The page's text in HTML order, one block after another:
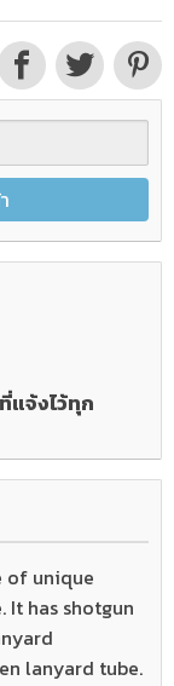
แจ้งไว้ทุก
of unique
It has shotgun
lanyard tube.